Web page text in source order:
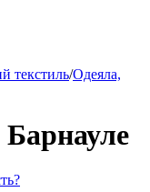
текстиль/Одеяла,